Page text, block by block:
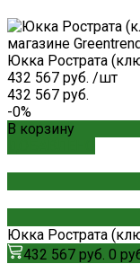
Юкка Рострата
432 567 руб. /шт
432 567 руб.
-0%
В корзину
Юкка Рострата
432 567 руб. 0